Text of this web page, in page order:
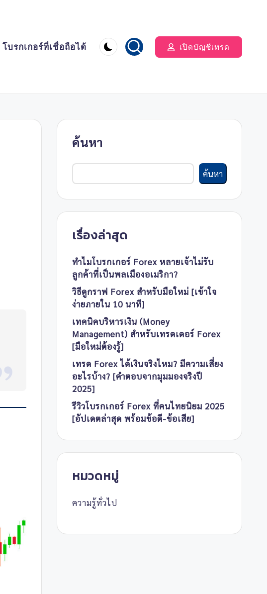
โบรกเกอร์ที่เชื่อถือได้ เปิดบัญชีเทรด
ค้นหา
ค้นหา
เรื่องล่าสุด
ทำไมโบรกเกอร์ Forex หลายเจ้าไม่รับ
ลูกค้าที่เป็นพลเมืองอเมริกา?
วิธีดูกราฟ Forex สำหรับมือใหม่ [เข้าใจ
ง่ายภายใน 10 นาที]
เทคนิคบริหารเงิน (Money
Management) สำหรับเทรดเดอร์ Forex
[มือใหม่ต้องรู้]
เทรด Forex ได้เงินจริงไหม? มีความเสี่ยง
อะไรบ้าง? [คำตอบจากมุมมองจริงปี
2025]
รีวิวโบรกเกอร์ Forex ที่คนไทยนิยม 2025
[อัปเดตล่าสุด พร้อมข้อดี-ข้อเสีย]
หมวดหมู่
ความรู้ทั่วไป